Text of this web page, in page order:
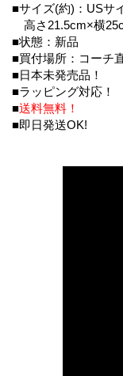
■サイズ(約)：USサ
高さ21.5cm×横
■状態：新品
■買付場所：コーチ
■日本未発売品！
■ラッピング対応！
■送料無料！
■即日発送OK!